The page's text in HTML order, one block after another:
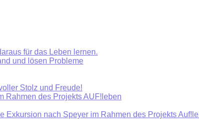
für das Leben lernen.
und lösen Probleme
Stolz und Freude!
Rahmen des Projekts AUF!leben
Exkursion nach Speyer im Rahmen des Projekts